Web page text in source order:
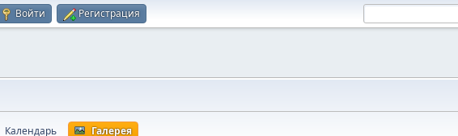
Войти Регистрация
Календарь Галерея